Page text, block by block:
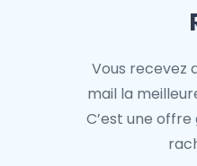
Vous recevez
mail la
C’est une